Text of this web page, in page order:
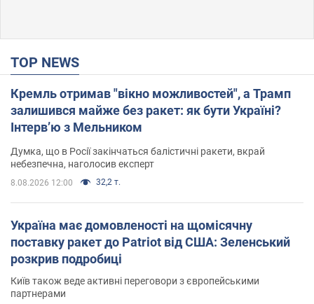
TOP NEWS
Кремль отримав "вікно можливостей", а Трамп
залишився майже без ракет: як бути Україні?
Інтерв’ю з Мельником
Думка, що в Росії закінчаться балістичні ракети, вкрай
небезпечна, наголосив експерт
8.08.2026 12:00 32,2 т.
Україна має домовленості на щомісячну
поставку ракет до Patriot від США: Зеленський
розкрив подробиці
Київ також веде активні переговори з європейськими
партнерами